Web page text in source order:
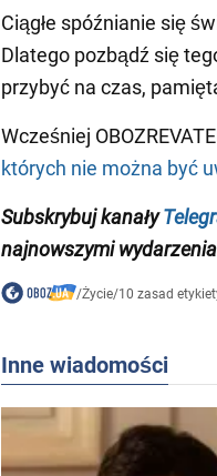
Ciągłe spóźnianie się
Dlatego pozbądź się
przybyć na czas,
Wcześniej
których nie można być
Subskrybuj kanały
najnowszymi
/Życie/10 zasad
Inne wiadomości